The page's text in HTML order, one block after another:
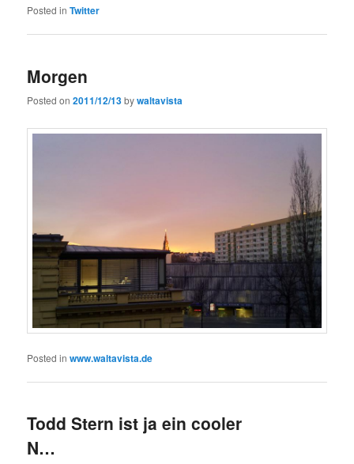
Posted in Twitter
Morgen
Posted on2011/12/13bywaltavista
Posted in www.waltavista.de
Todd Stern ist ja ein cooler
N…